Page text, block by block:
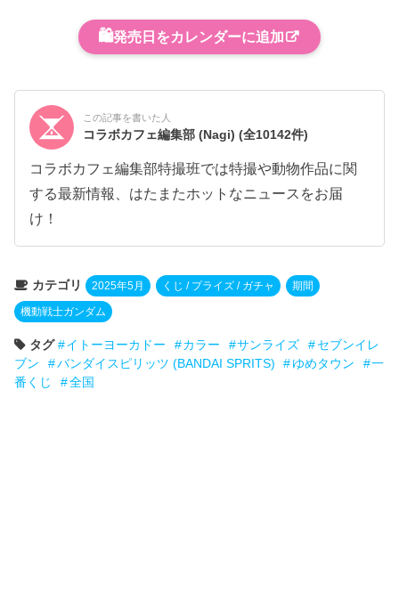
🛍️発売日をカレンダーに追加
この記事を書いた人
コラボカフェ編集部 (Nagi)(全10142件)
コラボカフェ編集部特撮班では特撮や動物作品に関
する最新情報、はたまたホットなニュースをお届
け！
カテゴリ 2025年5月 くじ / プライズ / ガチャ 期間
機動戦士ガンダム
タグ イトーヨーカドー カラー サンライズ
セブンイレ
ブン
バンダイスピリッツ (BANDAI SPRITS) ゆめタウン
一
番くじ
全国